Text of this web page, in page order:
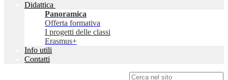
Didattica
Panoramica
Offerta formativa
I progetti delle classi
Erasmus+
Info utili
Contatti